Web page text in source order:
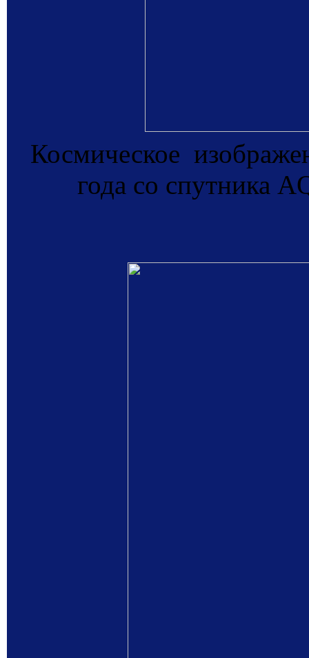
Космическое
года со спутника